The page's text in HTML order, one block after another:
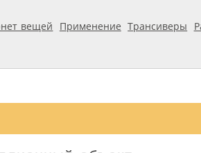
вещей Применение Трансиверы